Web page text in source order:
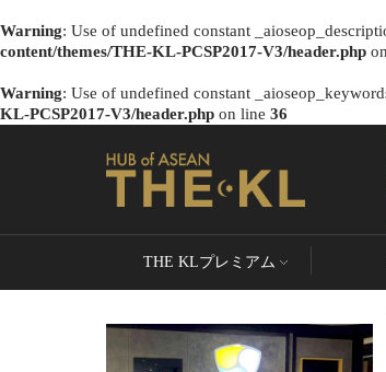
Warning: Use of undefined constant
content/themes/THE-KL-PCSP2017-V3/header.php
Warning: Use of undefined constant
KL-PCSP2017-V3/header.php on line 36
THE KLプレミアム